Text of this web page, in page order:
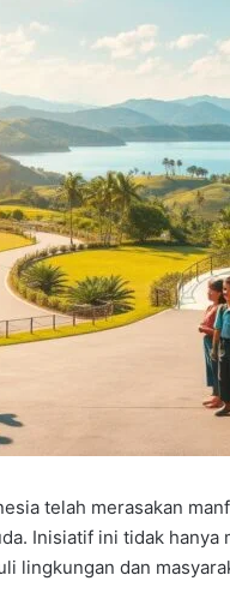
telah merasakan
Inisiatif ini tidak
lingkungan dan